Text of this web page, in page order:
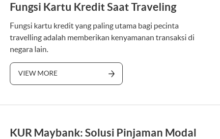
Fungsi Kartu Kredit Saat Traveling
Fungsi kartu kredit yang paling utama bagi pecinta
travelling adalah memberikan kenyamanan transaksi di
negara lain.
VIEW MORE
KUR Maybank: Solusi Pinjaman Modal